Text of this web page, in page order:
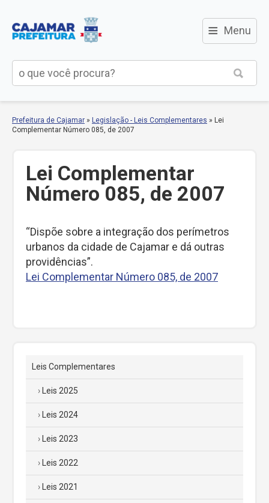
≡ Menu
Prefeitura de Cajamar » Legislação - Leis Complementares » Lei
Complementar Número 085, de 2007
Lei Complementar
Número 085, de 2007
“Dispõe sobre a integração dos perímetros
urbanos da cidade de Cajamar e dá outras
providências”.
Lei Complementar Número 085, de 2007
Leis Complementares
Leis 2025
Leis 2024
Leis 2023
Leis 2022
Leis 2021